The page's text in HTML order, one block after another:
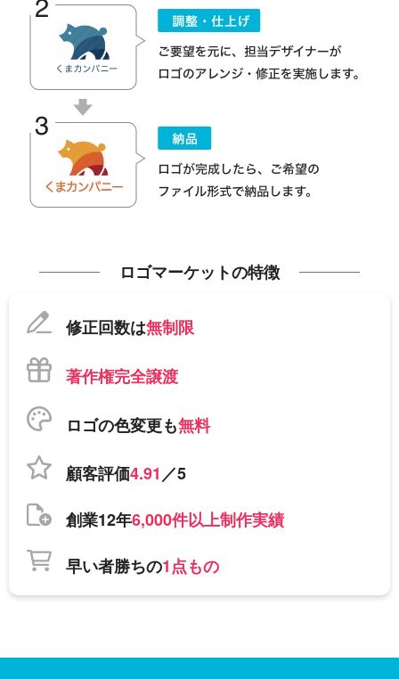
ロゴマーケットの特徴
修正回数は無制限
著作権完全譲渡
ロゴの色変更も無料
顧客評価4.91／5
創業12年6,000件以上制作実績
早い者勝ちの1点もの